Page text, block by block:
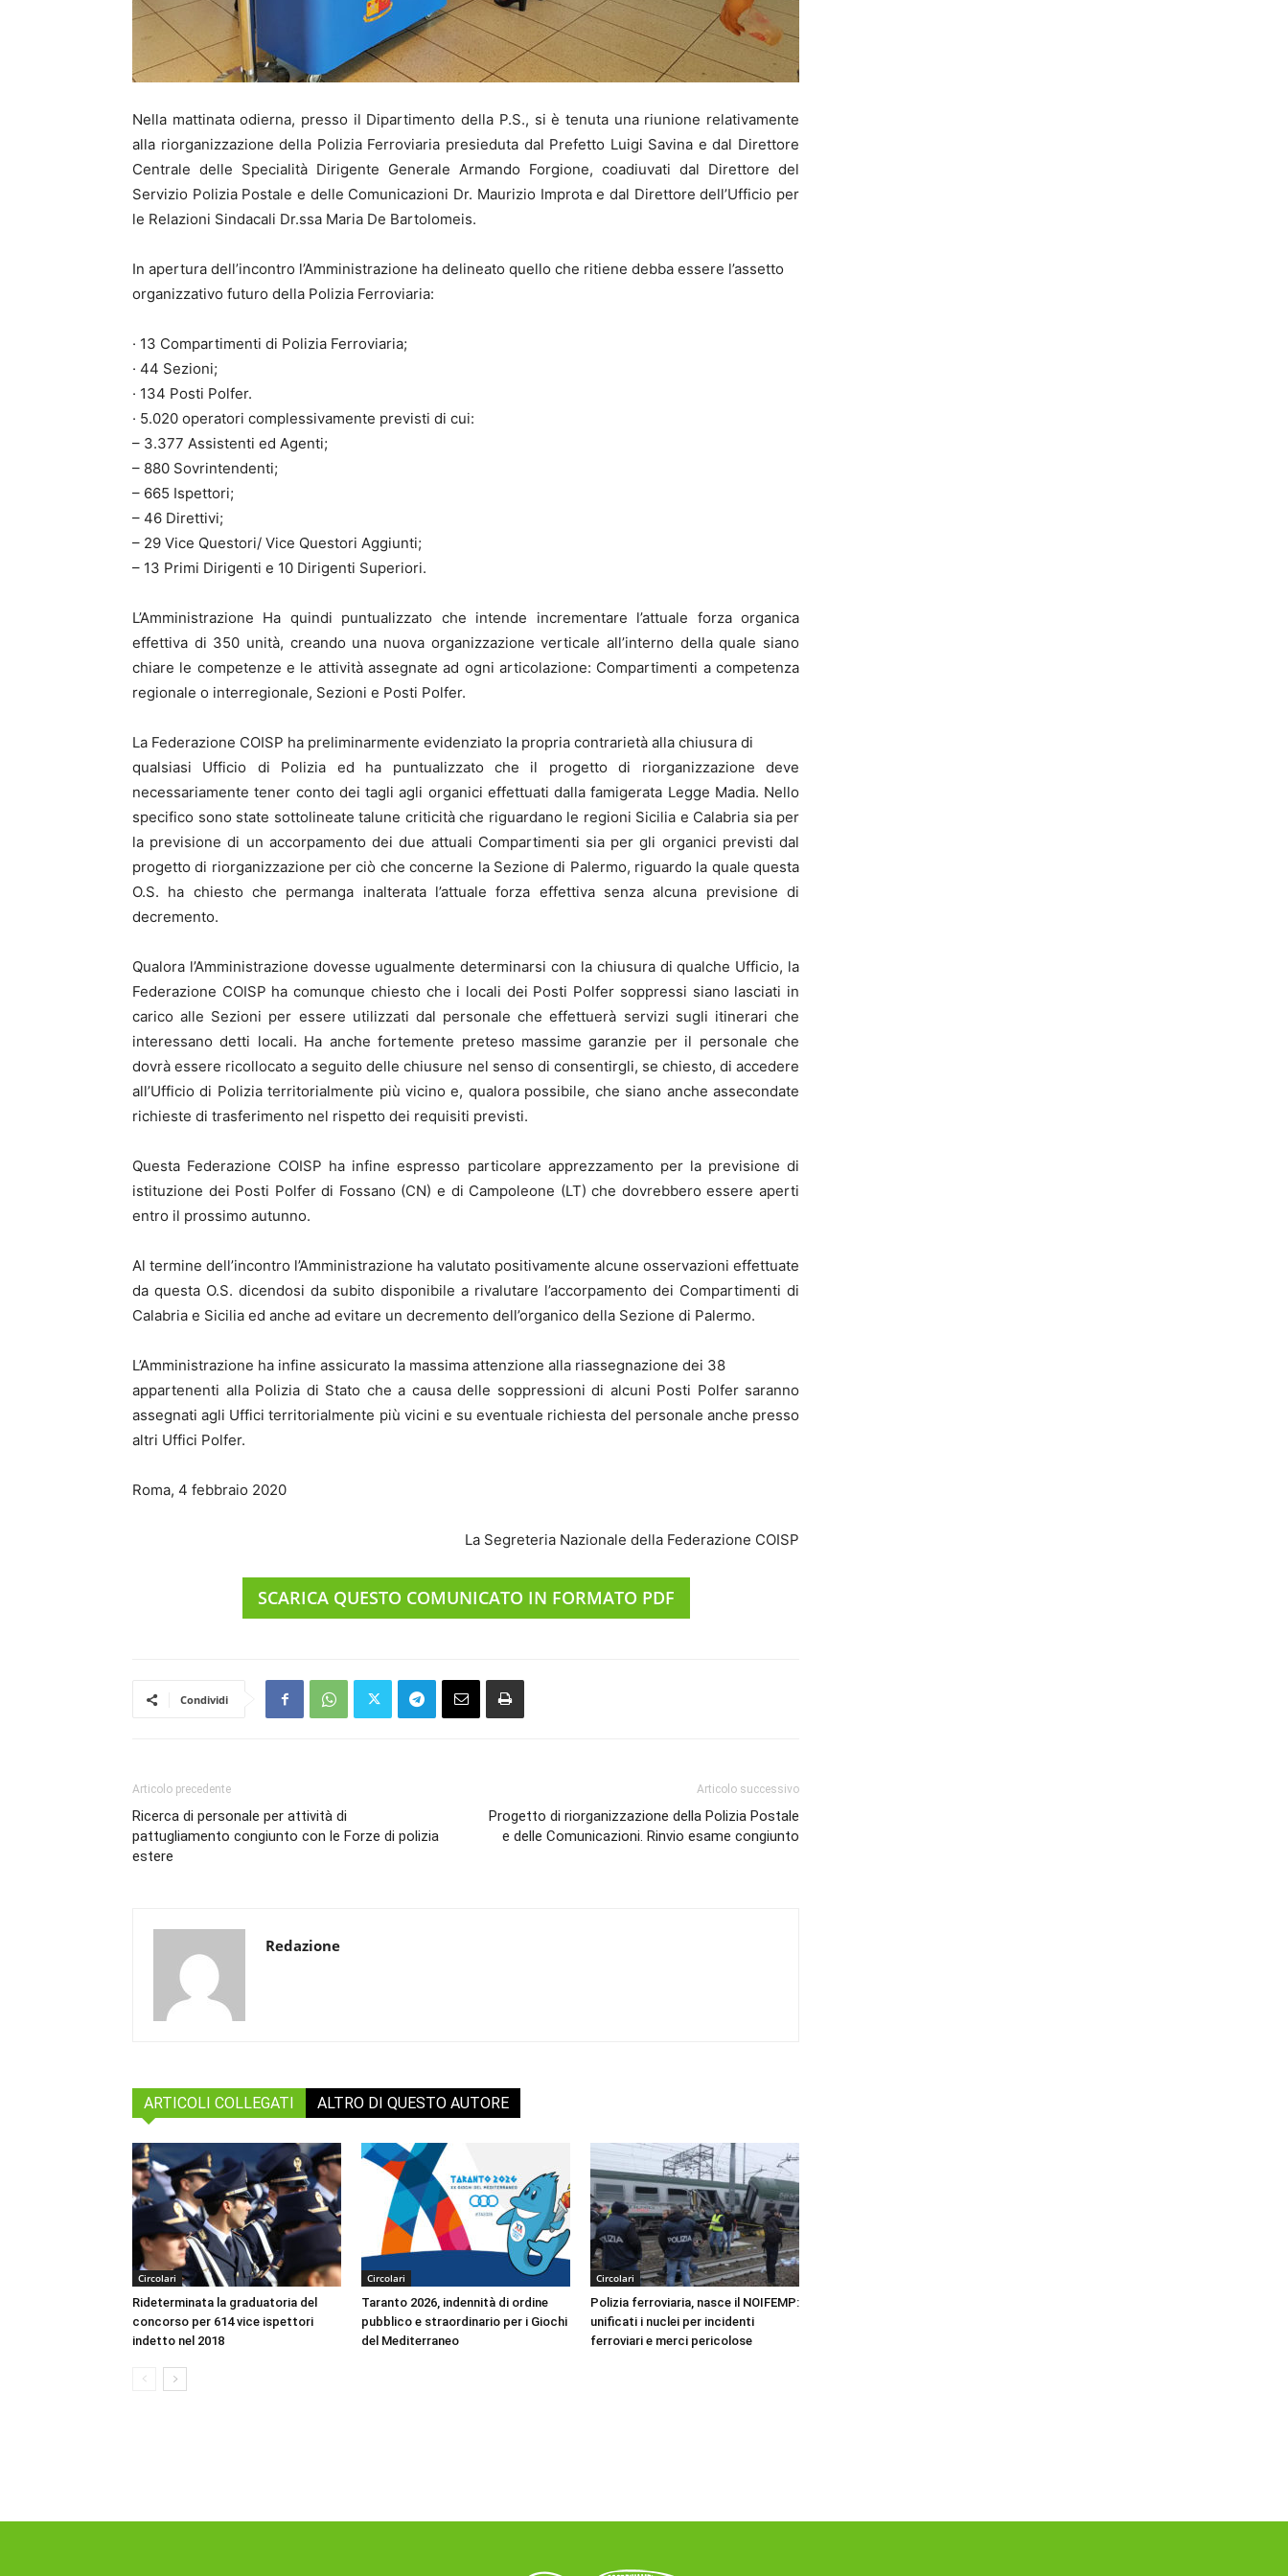
Nella mattinata odierna, presso il Dipartimento della P.S., si è tenuta una riunione relativamente
alla riorganizzazione della Polizia Ferroviaria presieduta dal Prefetto Luigi Savina e dal Direttore
Centrale delle Specialità Dirigente Generale Armando Forgione, coadiuvati dal Direttore del
Servizio Polizia Postale e delle Comunicazioni Dr. Maurizio Improta e dal Direttore dell’Ufficio per
le Relazioni Sindacali Dr.ssa Maria De Bartolomeis.
In apertura dell’incontro l’Amministrazione ha delineato quello che ritiene debba essere l’assetto
organizzativo futuro della Polizia Ferroviaria:
· 13 Compartimenti di Polizia Ferroviaria;
· 44 Sezioni;
· 134 Posti Polfer.
· 5.020 operatori complessivamente previsti di cui:
– 3.377 Assistenti ed Agenti;
– 880 Sovrintendenti;
– 665 Ispettori;
– 46 Direttivi;
– 29 Vice Questori/ Vice Questori Aggiunti;
– 13 Primi Dirigenti e 10 Dirigenti Superiori.
L’Amministrazione Ha quindi puntualizzato che intende incrementare l’attuale forza organica
effettiva di 350 unità, creando una nuova organizzazione verticale all’interno della quale siano
chiare le competenze e le attività assegnate ad ogni articolazione: Compartimenti a competenza
regionale o interregionale, Sezioni e Posti Polfer.
La Federazione COISP ha preliminarmente evidenziato la propria contrarietà alla chiusura di
qualsiasi Ufficio di Polizia ed ha puntualizzato che il progetto di riorganizzazione deve
necessariamente tener conto dei tagli agli organici effettuati dalla famigerata Legge Madia. Nello
specifico sono state sottolineate talune criticità che riguardano le regioni Sicilia e Calabria sia per
la previsione di un accorpamento dei due attuali Compartimenti sia per gli organici previsti dal
progetto di riorganizzazione per ciò che concerne la Sezione di Palermo, riguardo la quale questa
O.S. ha chiesto che permanga inalterata l’attuale forza effettiva senza alcuna previsione di
decremento.
Qualora l’Amministrazione dovesse ugualmente determinarsi con la chiusura di qualche Ufficio, la
Federazione COISP ha comunque chiesto che i locali dei Posti Polfer soppressi siano lasciati in
carico alle Sezioni per essere utilizzati dal personale che effettuerà servizi sugli itinerari che
interessano detti locali. Ha anche fortemente preteso massime garanzie per il personale che
dovrà essere ricollocato a seguito delle chiusure nel senso di consentirgli, se chiesto, di accedere
all’Ufficio di Polizia territorialmente più vicino e, qualora possibile, che siano anche assecondate
richieste di trasferimento nel rispetto dei requisiti previsti.
Questa Federazione COISP ha infine espresso particolare apprezzamento per la previsione di
istituzione dei Posti Polfer di Fossano (CN) e di Campoleone (LT) che dovrebbero essere aperti
entro il prossimo autunno.
Al termine dell’incontro l’Amministrazione ha valutato positivamente alcune osservazioni effettuate
da questa O.S. dicendosi da subito disponibile a rivalutare l’accorpamento dei Compartimenti di
Calabria e Sicilia ed anche ad evitare un decremento dell’organico della Sezione di Palermo.
L’Amministrazione ha infine assicurato la massima attenzione alla riassegnazione dei 38
appartenenti alla Polizia di Stato che a causa delle soppressioni di alcuni Posti Polfer saranno
assegnati agli Uffici territorialmente più vicini e su eventuale richiesta del personale anche presso
altri Uffici Polfer.
Roma, 4 febbraio 2020
La Segreteria Nazionale della Federazione COISP
SCARICA QUESTO COMUNICATO IN FORMATO PDF
Condividi
Articolo precedente
Ricerca di personale per attività di
pattugliamento congiunto con le Forze di polizia
estere
Articolo successivo
Progetto di riorganizzazione della Polizia Postale
e delle Comunicazioni. Rinvio esame congiunto
Redazione
ARTICOLI COLLEGATI ALTRO DI QUESTO AUTORE
Circolari
Rideterminata la graduatoria del
concorso per 614 vice ispettori
indetto nel 2018
Circolari
Taranto 2026, indennità di ordine
pubblico e straordinario per i Giochi
del Mediterraneo
Circolari
Polizia ferroviaria, nasce il NOIFEMP:
unificati i nuclei per incidenti
ferroviari e merci pericolose